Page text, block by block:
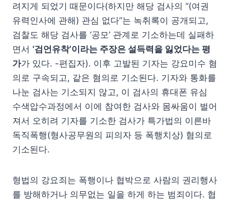
려지게 되었기 때문이다(하지만 해당 검사의 “(여권
유력인사에 관해) 관심 없다”는 녹취록이 공개되고,
검찰도 해당 검사를 ‘공모’ 관계로 기소하는데 실패하
면서 ‘검언유착’이라는 주장은 설득력을 잃었다는 평
가가 있다. -편집자). 이후 고발된 기자는 강요미수 혐
의로 구속되고, 같은 혐의로 기소된다. 기자와 통화를
나눈 검사는 기소되지 않고, 이 검사의 휴대폰 유심
수색압수과정에서 이에 참여한 검사와 몸싸움이 벌어
져서 오히려 기자를 기소한 검사가 특가법의 이른바
독직폭행(형사공무원의 피의자 등 폭행치상) 혐의로
기소된다.
형법의 강요죄는 폭행이나 협박으로 사람의 권리행사
를 방해하거나 의무없는 일을 하게 하는 범죄이다. 협